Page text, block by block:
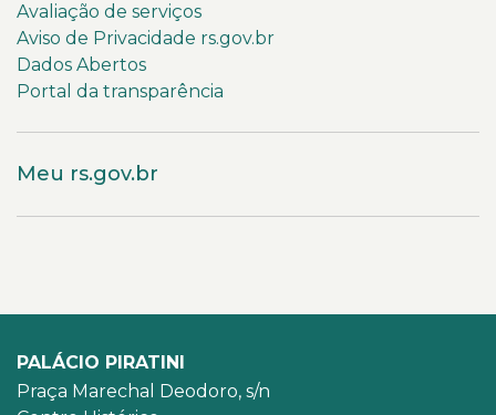
Avaliação de serviços
Aviso de Privacidade rs.gov.br
Dados Abertos
Portal da transparência
Meu rs.gov.br
PALÁCIO PIRATINI
Praça Marechal Deodoro, s/n